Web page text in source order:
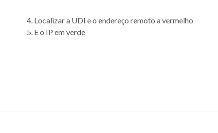
Localizar a UDI e o endereço remoto a vermelho
E o IP em verde